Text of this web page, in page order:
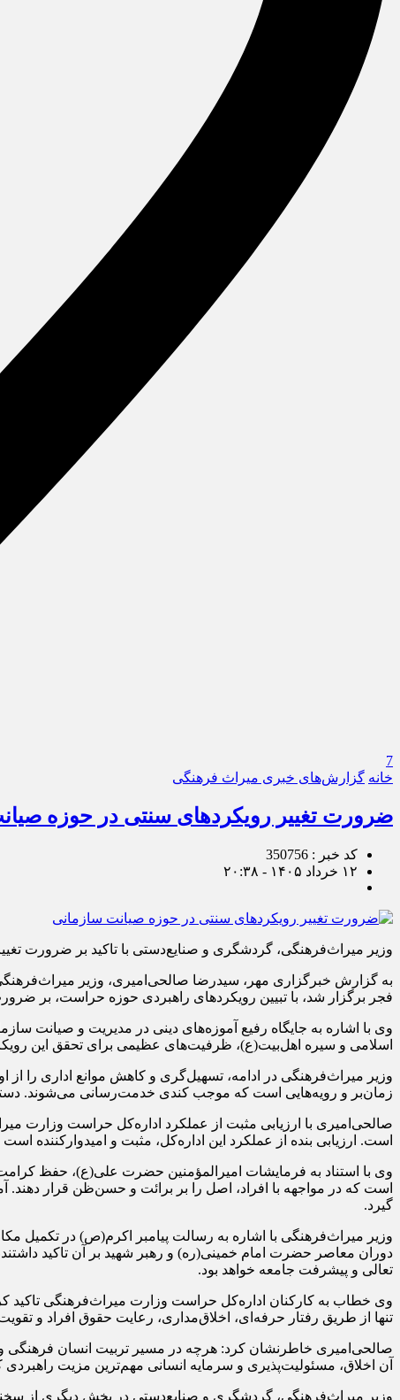
7
خانه گزارش‌های خبری میراث فرهنگی
ضرورت تغییر رویکردهای سنتی در حوزه
کد خبر : 350756
۱۲ خرداد ۱۴۰۵ - ۲۰:۳۸
وزیر میراث‌فرهنگی، گردشگری و صنایع‌دستی با تاکید بر ضرورت
فجر برگزار شد، با تبیین رویکردهای راهبردی حوزه حراست، بر
وی با اشاره به جایگاه رفیع آموزه‌های دینی در مدیریت و صیانت
اسلامی و سیره اهل‌بیت(ع)، ظرفیت‌های عظیمی برای تحقق این
وزیر میراث‌فرهنگی در ادامه، تسهیل‌گری و کاهش موانع اداری را
زمان‌بر و رویه‌هایی است که موجب کندی خدمت‌رسانی می‌شوند.
صالحی‌امیری با ارزیابی مثبت از عملکرد اداره‌کل حراست وزارت
است. ارزیابی بنده از عملکرد این اداره‌کل، مثبت و امیدوارکننده
وی با استناد به فرمایشات امیرالمؤمنین حضرت علی(ع)، حفظ
است که در مواجهه با افراد، اصل را بر برائت و حسن‌ظن قرار دهند.
گیرد.
وزیر میراث‌فرهنگی با اشاره به رسالت پیامبر اکرم(ص) در تکمیل
دوران معاصر حضرت امام خمینی(ره) و رهبر شهید بر آن تاکید
تعالی و پیشرفت جامعه خواهد بود.
وی خطاب به کارکنان اداره‌کل حراست وزارت میراث‌فرهنگی تاکید
تنها از طریق رفتار حرفه‌ای، اخلاق‌مداری، رعایت حقوق افراد و
صالحی‌امیری خاطرنشان کرد: هرچه در مسیر تربیت انسان فرهنگی و
آن اخلاق، مسئولیت‌پذیری و سرمایه انسانی مهم‌ترین مزیت راهبردی
وزیر میراث‌فرهنگی، گردشگری و صنایع‌دستی در بخش دیگری از